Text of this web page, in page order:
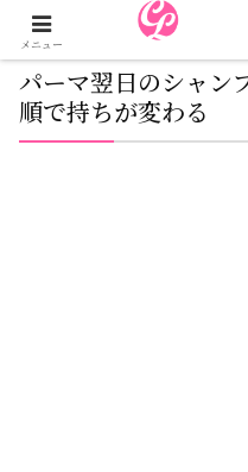
パーマ翌日のシャ
順で持ちが変わる
メニュー